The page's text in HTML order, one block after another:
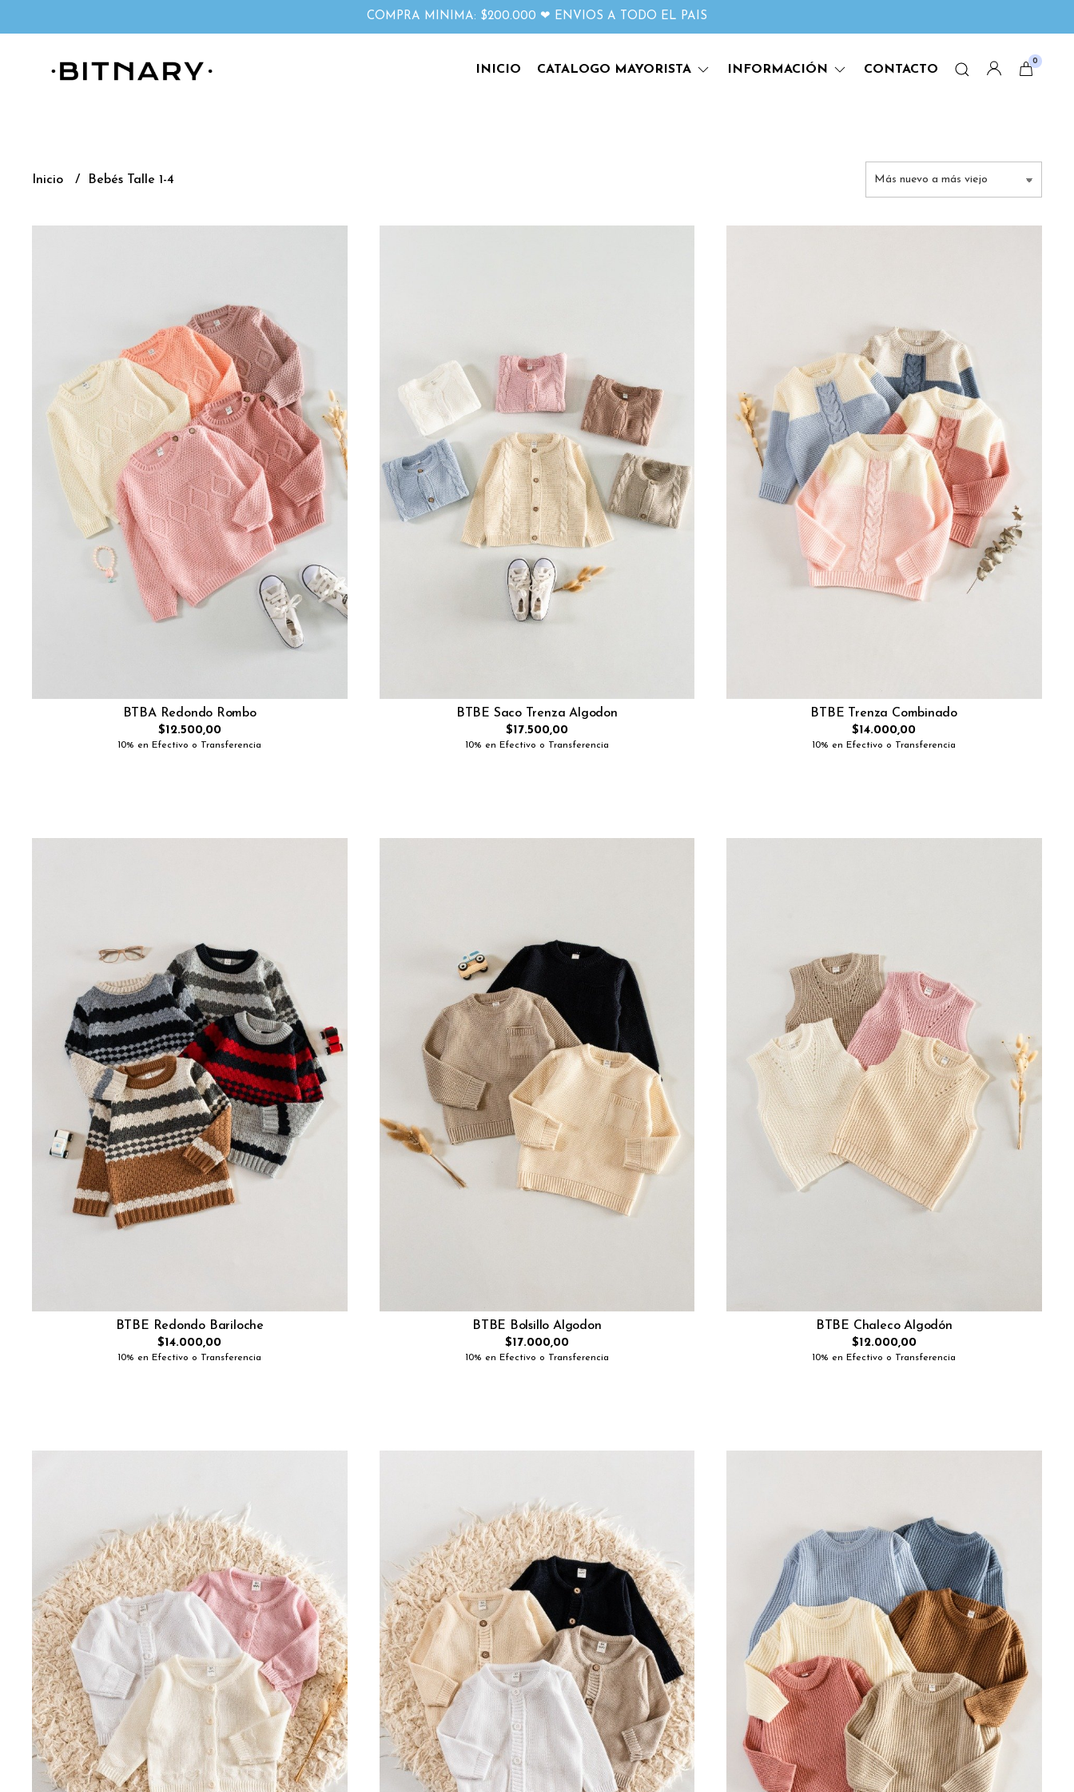
COMPRA MINIMA: $200.000 ❤ ENVIOS A TODO EL PAIS
INICIO CATALOGO MAYORISTA INFORMACIÓN CONTACTO
0
Inicio Bebés Talle 1-4
BTBA Redondo Rombo
$12.500,00
10% en Efectivo o Transferencia
BTBE Saco Trenza Algodon
$17.500,00
10% en Efectivo o Transferencia
BTBE Trenza Combinado
$14.000,00
10% en Efectivo o Transferencia
BTBE Redondo Bariloche
$14.000,00
10% en Efectivo o Transferencia
BTBE Bolsillo Algodon
$17.000,00
10% en Efectivo o Transferencia
BTBE Chaleco Algodón
$12.000,00
10% en Efectivo o Transferencia